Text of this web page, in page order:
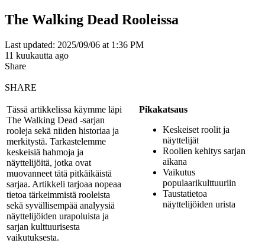
The Walking Dead Rooleissa
Last updated: 2025/09/06 at 1:36 PM
11 kuukautta ago
Share
SHARE
Tässä artikkelissa käymme läpi
The Walking Dead -sarjan
rooleja sekä niiden historiaa ja
merkitystä. Tarkastelemme
keskeisiä hahmoja ja
näyttelijöitä, jotka ovat
muovanneet tätä pitkäikäistä
sarjaa. Artikkeli tarjoaa nopeaa
tietoa tärkeimmistä rooleista
sekä syvällisempää analyysiä
näyttelijöiden urapoluista ja
sarjan kulttuurisesta
vaikutuksesta.
Pikakatsaus
Keskeiset roolit ja
näyttelijät
Roolien kehitys sarjan
aikana
Vaikutus
populaarikulttuuriin
Taustatietoa
näyttelijöiden urista